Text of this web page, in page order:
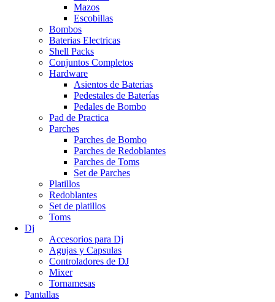
Mazos
Escobillas
Bombos
Baterias Electricas
Shell Packs
Conjuntos Completos
Hardware
Asientos de Baterias
Pedestales de Baterías
Pedales de Bombo
Pad de Practica
Parches
Parches de Bombo
Parches de Redoblantes
Parches de Toms
Set de Parches
Platillos
Redoblantes
Set de platillos
Toms
Dj
Accesorios para Dj
Agujas y Capsulas
Controladores de DJ
Mixer
Tornamesas
Pantallas